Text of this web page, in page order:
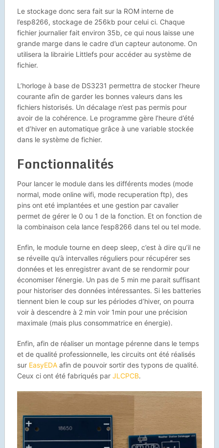
Le stockage donc sera fait sur la ROM interne de
l’esp8266, stockage de 256kb pour celui ci. Chaque
fichier journalier fait environ 35b, ce qui nous laisse une
grande marge dans le cadre d’un capteur autonome. On
utilisera la librairie Littlefs pour accéder au système de
fichier.
L’horloge à base de DS3231 permettra de stocker l’heure
courante afin de garder les bonnes valeurs dans les
fichiers historisés. Un décalage n’est pas permis pour
avoir de la cohérence. Le programme gère l’heure d’été
et d’hiver en automatique grâce à une variable stockée
dans le système de fichier.
Fonctionnalités
Pour lancer le module dans les différents modes (mode
normal, mode online wifi, mode recuperation ftp), des
pins ont eté implantées et une gestion par cavalier
permet de gérer le 0 ou 1 de la fonction. Et on fonction de
la combinaison cela lance l’esp8266 dans tel ou tel mode.
Enfin, le module tourne en deep sleep, c’est à dire qu’il ne
se réveille qu’à intervalles réguliers pour récupérer ses
données et les enregistrer avant de se rendormir pour
économiser l’énergie. Un pas de 5 min me parait suffisant
pour historiser des données intéressantes. Si les batteries
tiennent bien le coup sur les périodes d’hiver, on pourra
voir à descendre à 2 min voir 1min pour une précision
maximale (mais plus consommatrice en énergie).
Enfin, afin de réaliser un montage pérenne dans le temps
et de qualité professionnelle, les circuits ont été réalisés
sur EasyEDAafin de pouvoir sortir des typons de qualité.
Ceux ci ont été fabriqués par JLCPCB.